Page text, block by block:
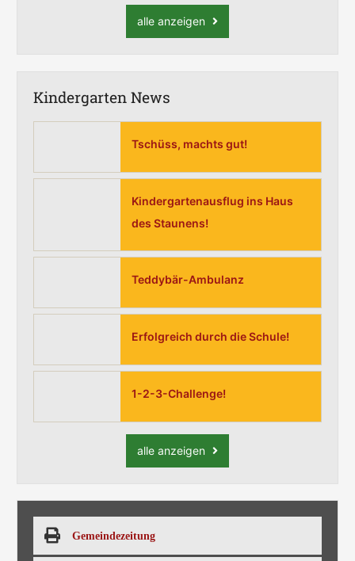
alle anzeigen
Kindergarten News
Tschüss, machts gut!
Kindergartenausflug ins Haus
des Staunens!
Teddybär-Ambulanz
Erfolgreich durch die Schule!
1-2-3-Challenge!
alle anzeigen
Gemeindezeitung